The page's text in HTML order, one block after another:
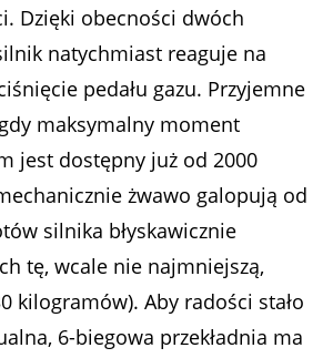
Dzięki obecności dwóch
natychmiast reaguje na
pedału gazu. Przyjemne
maksymalny moment
jest dostępny już od 2000
żwawo galopują od
silnika błyskawicznie
tę, wcale nie najmniejszą,
kilogramów). Aby radości stało
6-biegowa przekładnia ma